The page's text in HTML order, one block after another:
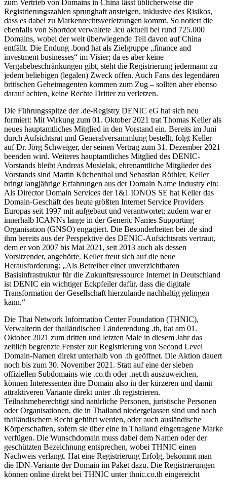
zum Vertrieb von Domains in China lässt üblicherweise die
Registrierungszahlen sprunghaft ansteigen, inklusive des Risikos,
dass es dabei zu Markenrechtsverletzungen kommt. So notiert die
ebenfalls von Shortdot verwaltete .icu aktuell bei rund 725.000
Domains, wobei der weit überwiegende Teil davon auf China
entfällt. Die Endung .bond hat als Zielgruppe „finance and
investment businesses“ im Visier; da es aber keine
Vergabebeschränkungen gibt, steht die Registrierung jedermann zu
jedem beliebigen (legalen) Zweck offen. Auch Fans des legendären
britischen Geheimagenten kommen zum Zug – sollten aber ebenso
darauf achten, keine Rechte Dritter zu verletzen.
Die Führungsspitze der .de-Registry DENIC eG hat sich neu
formiert: Mit Wirkung zum 01. Oktober 2021 trat Thomas Keller als
neues hauptamtliches Mitglied in den Vorstand ein. Bereits im Juni
durch Aufsichtsrat und Generalversammlung bestellt, folgt Keller
auf Dr. Jörg Schweiger, der seinen Vertrag zum 31. Dezember 2021
beenden wird. Weiteres hauptamtliches Mitglied des DENIC-
Vorstands bleibt Andreas Musielak, ehrenamtliche Mitglieder des
Vorstands sind Martin Küchenthal und Sebastian Röthler. Keller
bringt langjährige Erfahrungen aus der Domain Name Industry ein:
Als Director Domain Services der 1&1 IONOS SE hat Keller das
Domain-Geschäft des heute größten Internet Service Providers
Europas seit 1997 mit aufgebaut und verantwortet; zudem war er
innerhalb ICANNs lange in der Generic Names Supporting
Organisation (GNSO) engagiert. Die Besonderheiten bei .de sind
ihm bereits aus der Perspektive des DENIC-Aufsichtsrats vertraut,
dem er von 2007 bis Mai 2021, seit 2013 auch als dessen
Vorsitzender, angehörte. Keller freut sich auf die neue
Herausforderung: „Als Betreiber einer unverzichtbaren
Basisinfrastruktur für die Zukunftsressource Internet in Deutschland
ist DENIC ein wichtiger Eckpfeiler dafür, dass die digitale
Transformation der Gesellschaft hierzulande nachhaltig gelingen
kann.“
Die Thai Network Information Center Foundation (THNIC),
Verwalterin der thailändischen Länderendung .th, hat am 01.
Oktober 2021 zum dritten und letzten Male in diesem Jahr das
zeitlich begrenzte Fenster zur Registrierung von Second Level
Domain-Namen direkt unterhalb von .th geöffnet. Die Aktion dauert
noch bis zum 30. November 2021. Statt auf eine der sieben
offiziellen Subdomains wie .co.th oder .net.th auszuweichen,
können Interessenten ihre Domain also in der kürzeren und damit
attraktiveren Variante direkt unter .th registrieren.
Teilnahmeberechtigt sind natürliche Personen, juristische Personen
oder Organisationen, die in Thailand niedergelassen sind und nach
thailändischem Recht geführt werden, oder auch ausländische
Körperschaften, sofern sie über eine in Thailand eingetragene Marke
verfügen. Die Wunschdomain muss dabei dem Namen oder der
geschützten Bezeichnung entsprechen, wobei THNIC einen
Nachweis verlangt. Hat eine Registrierung Erfolg, bekommt man
die IDN-Variante der Domain im Paket dazu. Die Registrierungen
können online direkt bei THNIC unter thnic.co.th eingereicht